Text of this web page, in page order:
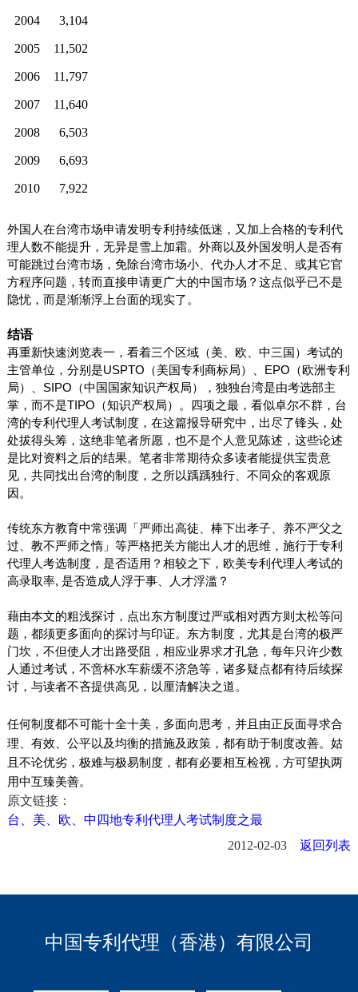
2004 3,104
2005 11,502
2006 11,797
2007 11,640
2008 6,503
2009 6,693
2010 7,922
外国人在台湾市场申请发明专利持续低迷，又加上合格的专利代
理人数不能提升，无异是雪上加霜。外商以及外国发明人是否有
可能跳过台湾市场，免除台湾市场小、代办人才不足、或其它官
方程序问题，转而直接申请更广大的中国市场？这点似乎已不是
隐忧，而是渐渐浮上台面的现实了。
结语
再重新快速浏览表一，看着三个区域（美、欧、中三国）考试的
主管单位，分别是USPTO （美国专利商标局）、 EPO （欧洲专利
局）、 SIPO （中国国家知识产权局），独独台湾是由考选部主
掌，而不是TIPO （知识产权局）。四项之最，看似卓尔不群，台
湾的专利代理人考试制度，在这篇报导研究中，出尽了锋头，处
处拔得头筹，这绝非笔者所愿，也不是个人意见陈述，这些论述
是比对资料之后的结果。笔者非常期待众多读者能提供宝贵意
见，共同找出台湾的制度，之所以踽踽独行、不同众的客观原
因。
传统东方教育中常强调「严师出高徒、棒下出孝子、养不严父之
过、教不严师之惰」等严格把关方能出人才的思维，施行于专利
代理人考选制度，是否适用？相较之下，欧美专利代理人考试的
高录取率, 是否造成人浮于事、人才浮滥？
藉由本文的粗浅探讨，点出东方制度过严或相对西方则太松等问
题，都须更多面向的探讨与印证。东方制度，尤其是台湾的极严
门坎，不但使人才出路受阻，相应业界求才孔急，每年只许少数
人通过考试，不啻杯水车薪缓不济急等，诸多疑点都有待后续探
讨，与读者不吝提供高见，以厘清解决之道。
任何制度都不可能十全十美，多面向思考，并且由正反面寻求合
理、有效、公平以及均衡的措施及政策，都有助于制度改善。姑
且不论优劣，极难与极易制度，都有必要相互检视，方可望执两
用中互臻美善。
原文链接：
台、美、欧、中四地专利代理人考试制度之最
2012-02-03返回列表
中国专利代理（香港）有限公司